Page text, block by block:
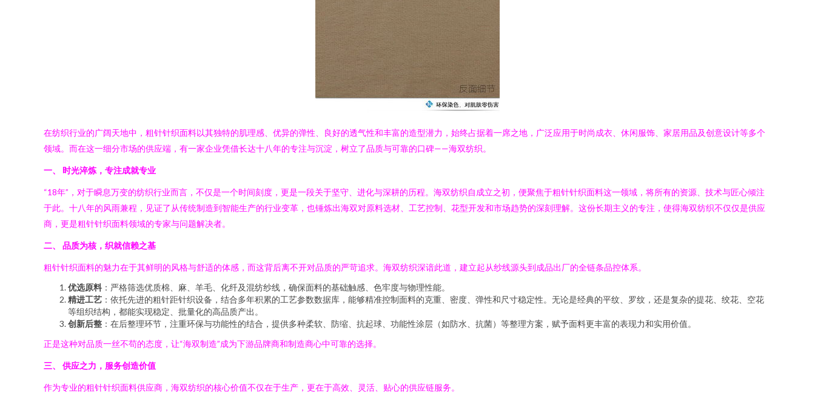
在纺织行业的广阔天地中，粗针针织面料以其独特的肌理感、优异的弹性、良好的透气性和丰富的造型潜力，始终占据着一席之地，广泛应用于时尚成衣、休闲服饰、家居用品及创意设计等多个
领域。而在这一细分市场的供应端，有一家企业凭借长达十八年的专注与沉淀，树立了品质与可靠的口碑——海双纺织。
一、 时光淬炼，专注成就专业
“18年”，对于瞬息万变的纺织行业而言，不仅是一个时间刻度，更是一段关于坚守、进化与深耕的历程。海双纺织自成立之初，便聚焦于粗针针织面料这一领域，将所有的资源、技术与匠心倾注
于此。十八年的风雨兼程，见证了从传统制造到智能生产的行业变革，也锤炼出海双对原料选材、工艺控制、花型开发和市场趋势的深刻理解。这份长期主义的专注，使得海双纺织不仅仅是供应
商，更是粗针针织面料领域的专家与问题解决者。
二、 品质为核，织就信赖之基
粗针针织面料的魅力在于其鲜明的风格与舒适的体感，而这背后离不开对品质的严苛追求。海双纺织深谙此道，建立起从纱线源头到成品出厂的全链条品控体系。
优选原料 ：严格筛选优质棉、麻、羊毛、化纤及混纺纱线，确保面料的基础触感、色牢度与物理性能。
精进工艺 ：依托先进的粗针距针织设备，结合多年积累的工艺参数数据库，能够精准控制面料的克重、密度、弹性和尺寸稳定性。无论是经典的平纹、罗纹，还是复杂的提花、绞花、空花
等组织结构，都能实现稳定、批量化的高品质产出。
创新后整 ：在后整理环节，注重环保与功能性的结合，提供多种柔软、防缩、抗起球、功能性涂层（如防水、抗菌）等整理方案，赋予面料更丰富的表现力和实用价值。
正是这种对品质一丝不苟的态度，让“海双制造”成为下游品牌商和制造商心中可靠的选择。
三、 供应之力，服务创造价值
作为专业的粗针针织面料供应商，海双纺织的核心价值不仅在于生产，更在于高效、灵活、贴心的供应链服务。